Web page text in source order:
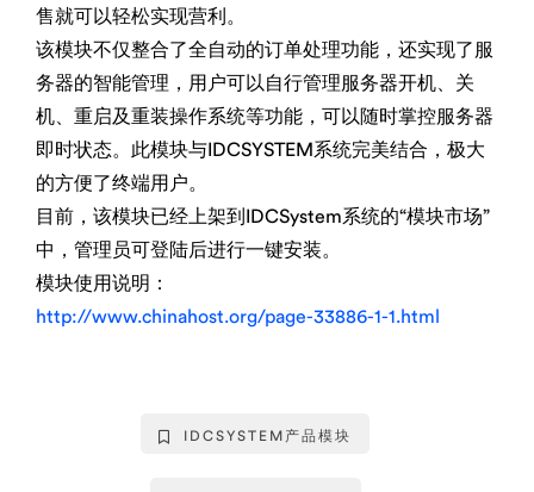
售就可以轻松实现营利。
该模块不仅整合了全自动的订单处理功能，还实现了服
务器的智能管理，用户可以自行管理服务器开机、关
机、重启及重装操作系统等功能，可以随时掌控服务器
即时状态。此模块与IDCSYSTEM系统完美结合，极大
的方便了终端用户。
目前，该模块已经上架到IDCSystem系统的“模块市场”
中，管理员可登陆后进行一键安装。
模块使用说明：
http://www.chinahost.org/page-33886-1-1.html
IDCSYSTEM产品模块